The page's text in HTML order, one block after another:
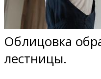
Облицовка
лестницы.